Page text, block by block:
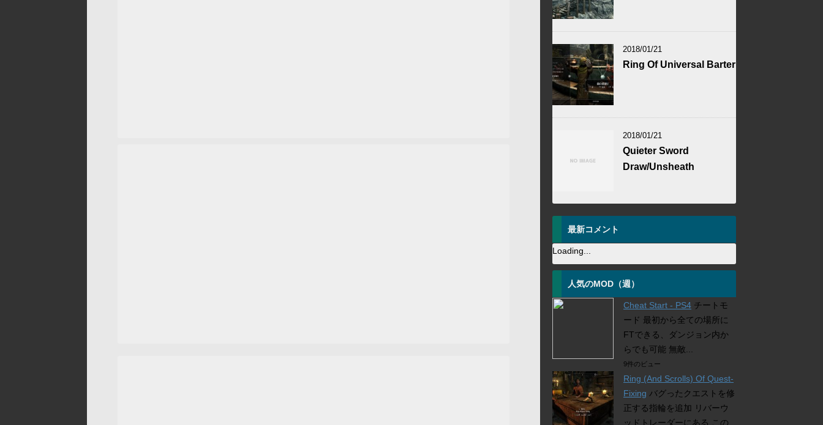
2018/01/21
Ring Of Universal Barter
2018/01/21
Quieter Sword
Draw/Unsheath
最新コメント
Loading...
人気のMOD（週）
Cheat Start - PS4 チートモ
ード 最初から全ての場所に
FTできる、ダンジョン内か
らでも可能 無敵...
9件のビュー
Ring (And Scrolls) Of Quest-
Fixing バグったクエストを修
正する指輪を追加 リバーウ
ッドトレーダーにある この